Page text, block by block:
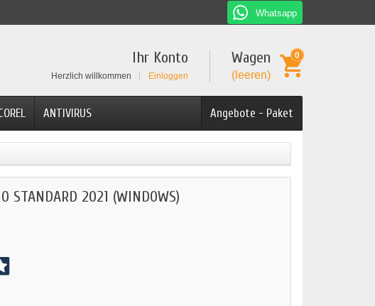
Whatsapp
Wagen
(leeren)
0
Ihr Konto
Herzlich willkommen Einloggen
Angebote - Paket
ANTIVIRUS
STANDARD 2021 (WINDOWS)